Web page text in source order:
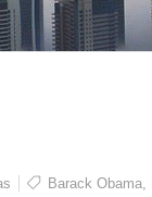
Barack Obama,